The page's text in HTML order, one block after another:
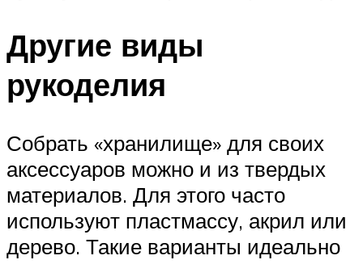
Другие виды
рукоделия
Собрать «хранилище» для своих
аксессуаров можно и из твердых
материалов. Для этого часто
используют пластмассу, акрил или
дерево. Такие варианты идеально